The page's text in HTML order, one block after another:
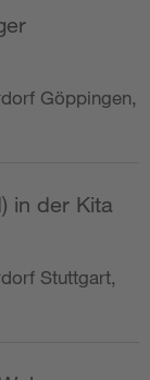
Göppingen,
in der Kita
Stuttgart,